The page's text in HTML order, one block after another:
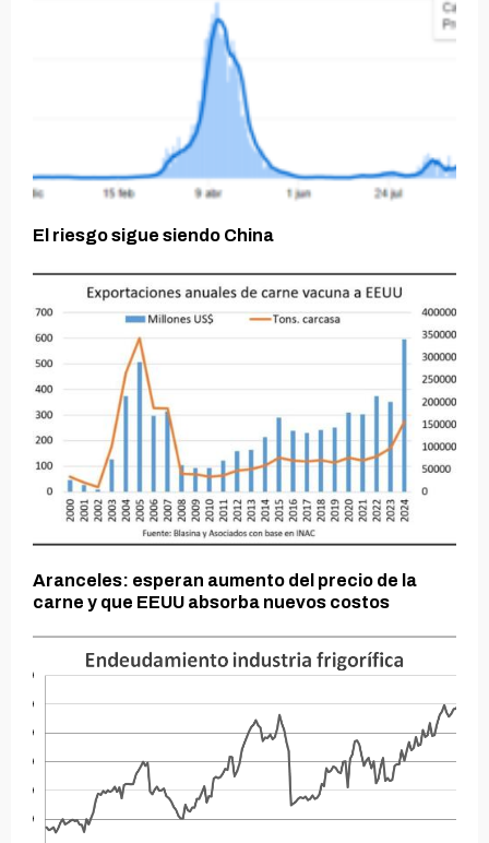
El riesgo sigue siendo China
Aranceles: esperan aumento del precio de la
carne y que EEUU absorba nuevos costos